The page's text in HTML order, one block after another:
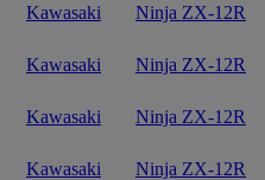
Kawasaki Ninja ZX-12R
Kawasaki Ninja ZX-12R
Kawasaki Ninja ZX-12R
Kawasaki Ninja ZX-12R